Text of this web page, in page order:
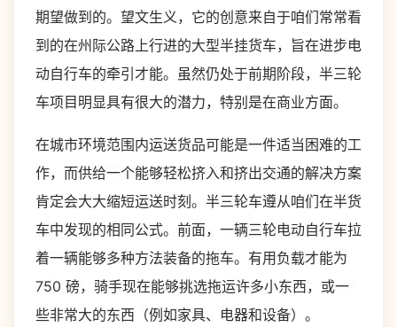
期望做到的。望文生义，它的创意来自于咱们常常看
到的在州际公路上行进的大型半挂货车，旨在进步电
动自行车的牵引才能。虽然仍处于前期阶段，半三轮
车项目明显具有很大的潜力，特别是在商业方面。
在城市环境范围内运送货品可能是一件适当困难的工
作，而供给一个能够轻松挤入和挤出交通的解决方案
肯定会大大缩短运送时刻。半三轮车遵从咱们在半货
车中发现的相同公式。前面，一辆三轮电动自行车拉
着一辆能够多种方法装备的拖车。有用负载才能为
750 磅，骑手现在能够挑选拖运许多小东西，或一
些非常大的东西（例如家具、电器和设备）。